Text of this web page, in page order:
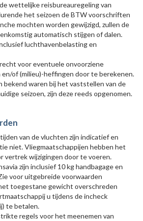
wettelijke reisbureauregeling van
het seizoen de BTW voorschriften
mochten worden gewijzigd, zullen de
automatisch stijgen of dalen.
luchthavenbelasting en
voor eventuele onvoorziene
of (milieu)-heffingen door te berekenen.
bekend waren bij het vaststellen van de
seizoen, zijn deze reeds opgenomen.
van de vluchten zijn indicatief en
niet. Vliegmaatschappijen hebben het
vertrek wijzigingen door te voeren.
zijn inclusief 10 kg handbagage en
voor uitgebreide voorwaarden
toegestane gewicht overschreden
u tijdens de incheck
te betalen.
regels voor het meenemen van